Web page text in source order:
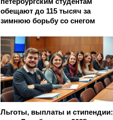
обещают до 115 тысяч за
зимнюю борьбу со снегом
Льготы, выплаты и стипендии: